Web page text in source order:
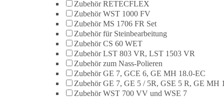
Zubehör RETECFLEX
Zubehör WST 1000 FV
Zubehör MS 1706 FR Set
Zubehör für Steinbearbeitung
Zubehör CS 60 WET
Zubehör LST 803 VR, LST 1503 VR
Zubehör zum Nass-Polieren
Zubehör GE 7, GCE 6, GE MH 18.0-EC
Zubehör GE 7, GE 5 / 5R, GSE 5 R, GE MH
Zubehör WST 700 VV und WSE 7